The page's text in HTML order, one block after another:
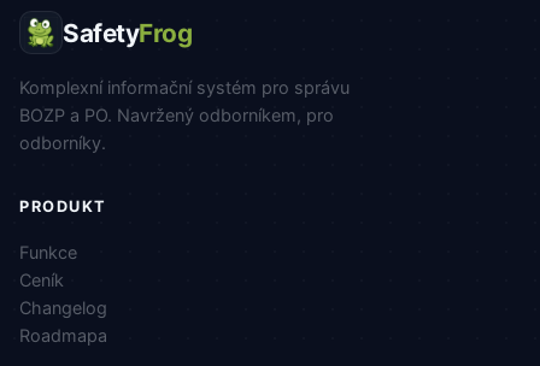
SafetyFrog
Komplexní informační systém pro správu
BOZP a PO. Navržený odborníkem, pro
odborníky.
PRODUKT
Funkce
Ceník
Changelog
Roadmapa